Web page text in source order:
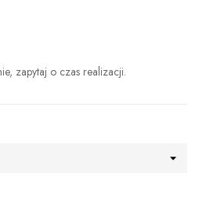
zapytaj o czas realizacji.